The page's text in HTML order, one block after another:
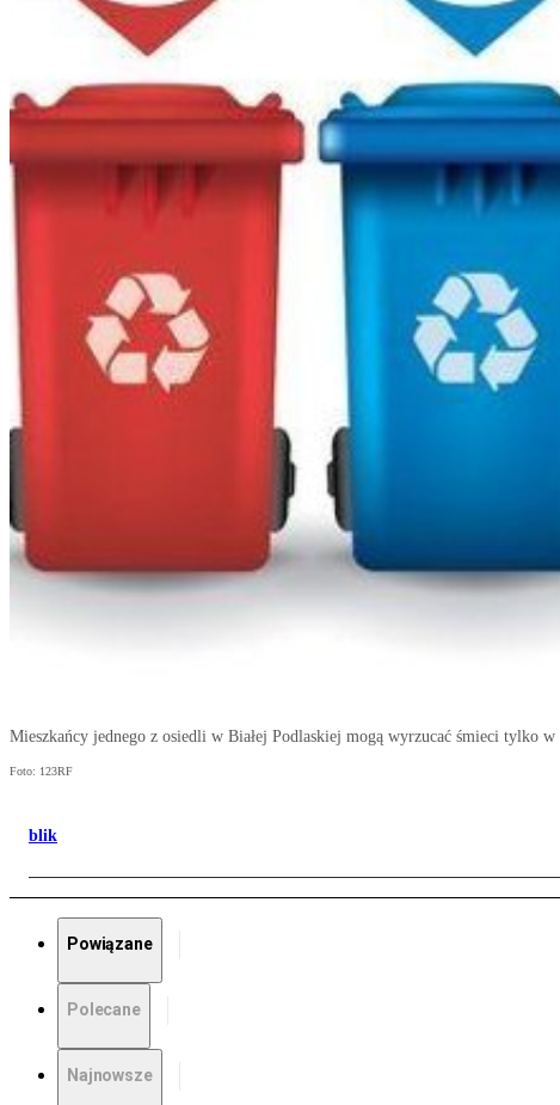
Mieszkańcy jednego z osiedli w Białej Podlaskiej mogą wyrzucać śmieci tylko
Foto: 123RF
blik
Powiązane
Polecane
Najnowsze